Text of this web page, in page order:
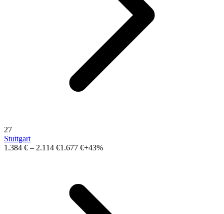
27
Stuttgart
1.384 € – 2.114 €1.677 €+43%